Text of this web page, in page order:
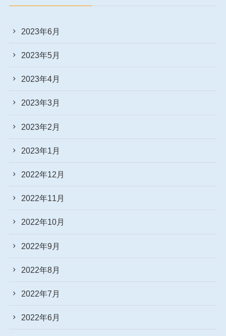
2023年6月
2023年5月
2023年4月
2023年3月
2023年2月
2023年1月
2022年12月
2022年11月
2022年10月
2022年9月
2022年8月
2022年7月
2022年6月